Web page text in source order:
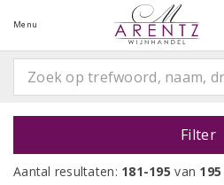
Menu
Filter
Aantal resultaten: 181-195 van 195